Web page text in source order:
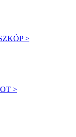
>
>